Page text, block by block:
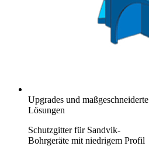
Upgrades und maßgeschneiderte
Lösungen
Schutzgitter für Sandvik-
Bohrgeräte mit niedrigem Profil